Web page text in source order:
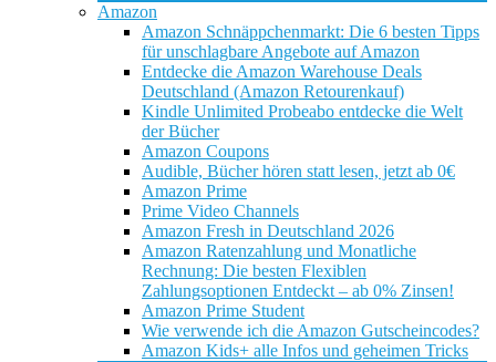
Amazon
Amazon Schnäppchenmarkt: Die 6 besten Tipps
für unschlagbare Angebote auf Amazon
Entdecke die Amazon Warehouse Deals
Deutschland (Amazon Retourenkauf)
Kindle Unlimited Probeabo entdecke die Welt
der Bücher
Amazon Coupons
Audible, Bücher hören statt lesen, jetzt ab 0€
Amazon Prime
Prime Video Channels
Amazon Fresh in Deutschland 2026
Amazon Ratenzahlung und Monatliche
Rechnung: Die besten Flexiblen
Zahlungsoptionen Entdeckt – ab 0% Zinsen!
Amazon Prime Student
Wie verwende ich die Amazon Gutscheincodes?
Amazon Kids+ alle Infos und geheimen Tricks